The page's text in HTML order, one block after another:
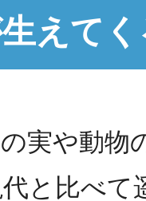
えて
実や動物
と比べて